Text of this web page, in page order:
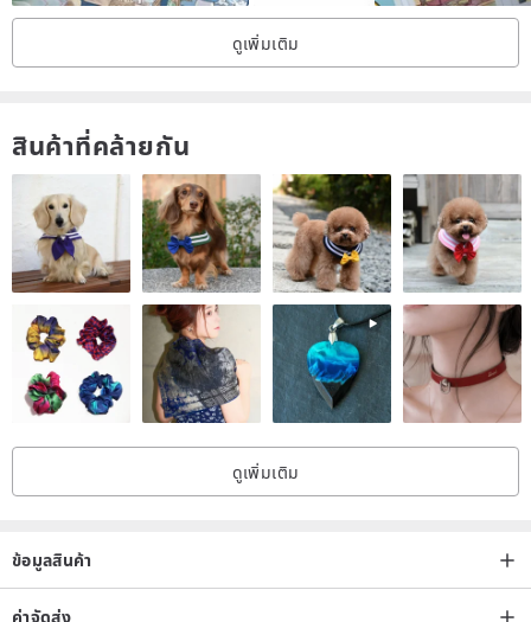
8. Large intestine noodles
*The theme style can refer to:
Postcard specifications:
Quantity: Set of 10 sheets
Size: 148x105mm
Material: thick ivory card
1. Postcards are printed with high-quality digital printing, with small
2. 4 pieces are optional, please fill in the required style and quantity
in the order remarks column
ดูเพิ่มเติม
สินค้าที่คล้ายกัน
ดูเพิ่มเติม
ข้อมูลสินค้า
ค่าจัดส่ง